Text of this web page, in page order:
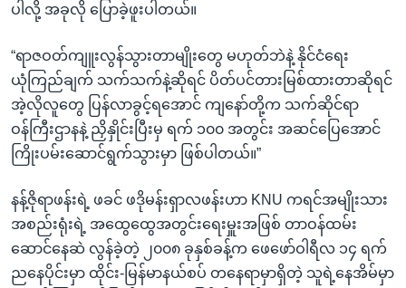
ပါလို့ အခုလို ပြောခဲ့ဖူးပါတယ်။
“ရာဇဝတ်ကျူးလွန်သွားတာမျိုးတွေ မဟုတ်ဘဲနဲ့ နိုင်ငံရေး
ယုံကြည်ချက် သက်သက်နဲ့ဆိုရင် ပိတ်ပင်တားမြစ်ထားတာဆိုရင်
အဲ့လိုလူတွေ ပြန်လာခွင့်ရအောင် ကျနော်တို့က သက်ဆိုင်ရာ
ဝန်ကြီးဌာနနဲ့ ညှိနှိုင်းပြီးမှ ရက် ၁၀၀ အတွင်း အဆင်ပြေအောင်
ကြိုးပမ်းဆောင်ရွက်သွားမှာ ဖြစ်ပါတယ်။”
နန့်ဇိုရာဖန်းရဲ့ ဖခင် ဖဒိုမန်းရှာလဖန်းဟာ KNU ကရင်အမျိုးသား
အစည်းရုံးရဲ့ အထွေထွေအတွင်းရေးမှူးအဖြစ် တာဝန်ထမ်း
ဆောင်နေဆဲ လွန်ခဲ့တဲ့ ၂၀၀၈ ခုနှစ်ခန့်က ဖေဖော်ဝါရီလ ၁၄ ရက်
ညနေပိုင်းမှာ ထိုင်း-မြန်မာနယ်စပ် တနေရာမှာရှိတဲ့ သူရဲ့နေအိမ်မှာ